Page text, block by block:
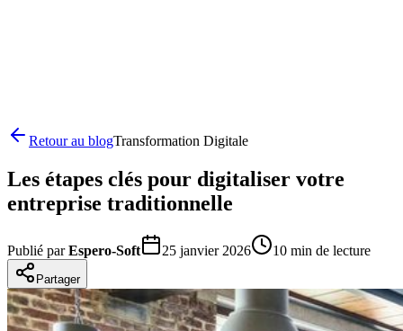
Retour au blogTransformation Digitale
Les étapes clés pour digitaliser votre
entreprise traditionnelle
Publié par Espero-Soft 25 janvier 2026 10 min de lecture
Partager